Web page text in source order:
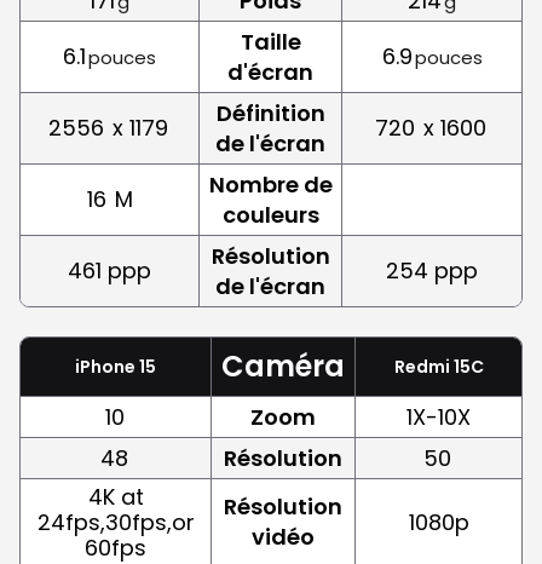
6.1pouces
Taille
d'écran
6.9pouces
2556 x 1179
Définition
de l'écran
720 x 1600
16 M
Nombre de
couleurs
461 ppp
Résolution
de l'écran
254 ppp
iPhone 15 Caméra Redmi 15C
10 Zoom
1X-10X
48
Résolution
50
4K at
24fps,30fps,or
60fps
Résolution
vidéo
1080p